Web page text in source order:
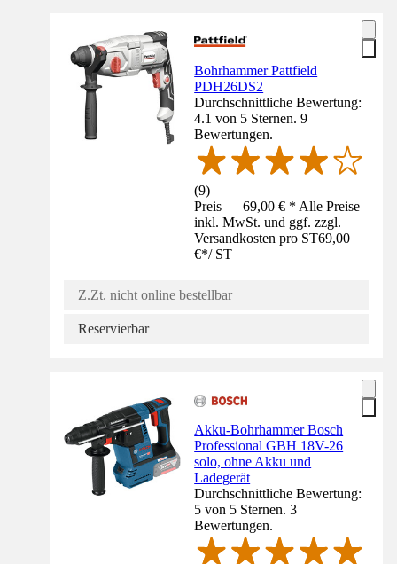
Bohrhammer Pattfield
PDH26DS2
Durchschnittliche Bewertung:
4.1 von 5 Sternen. 9
Bewertungen.
(9)
Preis — 69,00 € * Alle Preise
inkl. MwSt. und ggf. zzgl.
Versandkosten pro ST69,00
€*/ ST
Z.Zt. nicht online bestellbar
Reservierbar
Akku-Bohrhammer Bosch
Professional GBH 18V-26
solo, ohne Akku und
Ladegerät
Durchschnittliche Bewertung:
5 von 5 Sternen. 3
Bewertungen.